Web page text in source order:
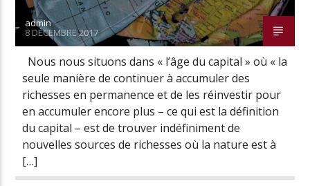
admin
8 DÉCEMBRE 2017
Nous nous situons dans « l’âge du capital » où « la
seule manière de continuer à accumuler des
richesses en permanence et de les réinvestir pour
en accumuler encore plus – ce qui est la définition
du capital – est de trouver indéfiniment de
nouvelles sources de richesses où la nature est à
[…]